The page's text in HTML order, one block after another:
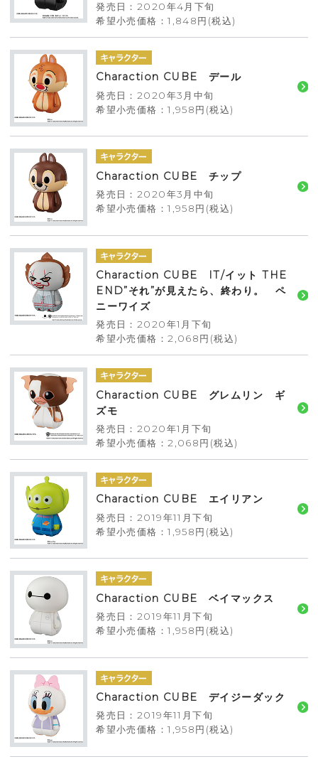
発売日：2020年4月下旬
希望小売価格：1,848円(税込)
Charaction CUBE デール
発売日：2020年3月中旬
希望小売価格：1,958円(税込)
Charaction CUBE チップ
発売日：2020年3月中旬
希望小売価格：1,958円(税込)
Charaction CUBE IT/イット THE
END”それ”が見えたら、終わり。 ペ
ニーワイズ
発売日：2020年1月下旬
希望小売価格：2,068円(税込)
Charaction CUBE グレムリン ギ
ズモ
発売日：2020年1月下旬
希望小売価格：2,068円(税込)
Charaction CUBE エイリアン
発売日：2019年11月下旬
希望小売価格：1,958円(税込)
Charaction CUBE ベイマックス
発売日：2019年11月下旬
希望小売価格：1,958円(税込)
Charaction CUBE デイジーダック
発売日：2019年11月下旬
希望小売価格：1,958円(税込)